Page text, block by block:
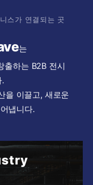
스가 연결되는 곳
는
출하는 B2B 전시
을 이끌고, 새로운
냅니다.